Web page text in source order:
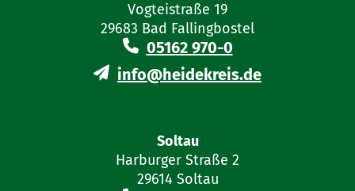
Vogteistraße 19
29683 Bad Fallingbostel
05162 970-0
info@heidekreis.de
Soltau
Harburger Straße 2
29614 Soltau